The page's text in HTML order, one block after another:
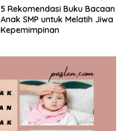
5 Rekomendasi Buku Bacaan
Anak SMP untuk Melatih Jiwa
Kepemimpinan